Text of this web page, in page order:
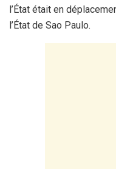
l’État était en
l’État de Sao Paulo.